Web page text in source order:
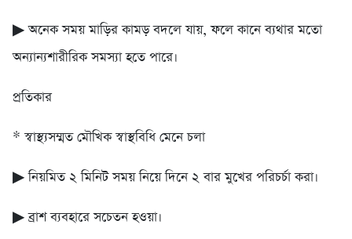
▶ অনেক সময় মাড়ির কামড় বদলে যায়, ফলে কানে ব্যথার মতো
অন্যান্যশারীরিক সমস্যা হতে পারে।
প্রতিকার
* স্বাস্থ্যসম্মত মৌখিক স্বাস্থবিধি মেনে চলা
▶ নিয়মিত ২ মিনিট সময় নিয়ে দিনে ২ বার মুখের পরিচর্চা করা।
▶ ব্রাশ ব্যবহারে সচেতন হওয়া।